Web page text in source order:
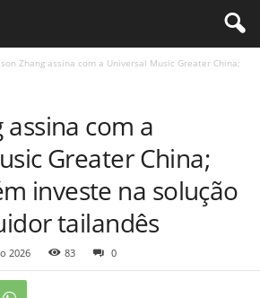
Zhang assina com a Universal Music Greater China;
assina com a
Greater China;
investe na solução
tailandês
2026 83 0